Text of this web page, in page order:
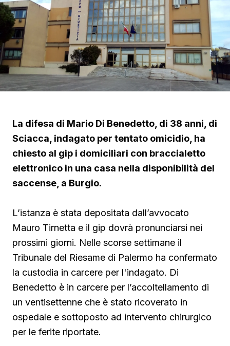
La difesa di Mario Di Benedetto, di 38 anni, di
Sciacca, indagato per tentato omicidio, ha
chiesto al gip i domiciliari con braccialetto
elettronico in una casa nella disponibilità del
saccense, a Burgio.
L’istanza è stata depositata dall’avvocato
Mauro Tirnetta e il gip dovrà pronunciarsi nei
prossimi giorni. Nelle scorse settimane il
Tribunale del Riesame di Palermo ha confermato
la custodia in carcere per l'indagato. Di
Benedetto è in carcere per l’accoltellamento di
un ventisettenne che è stato ricoverato in
ospedale e sottoposto ad intervento chirurgico
per le ferite riportate.